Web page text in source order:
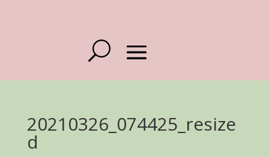
20210326_074425_resize
d